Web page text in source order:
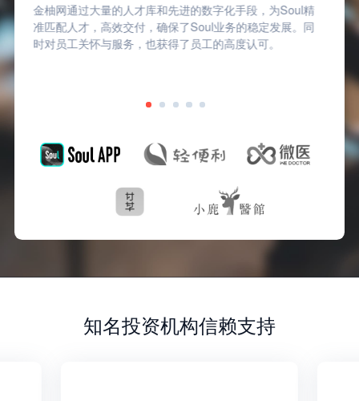
金柚网通过大量的人才库和先进的数字化手段，为Soul精
准匹配人才，高效交付，确保了Soul业务的稳定发展。同
时对员工关怀与服务，也获得了员工的高度认可。
知名投资机构信赖支持